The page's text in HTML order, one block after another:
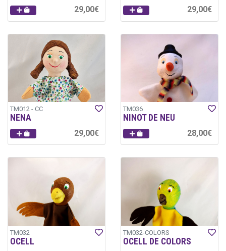
29,00€ 29,00€
TM012 - CC
NENA
29,00€
TM036
NINOT DE NEU
28,00€
TM032
OCELL
TM032-COLORS
OCELL DE COLORS